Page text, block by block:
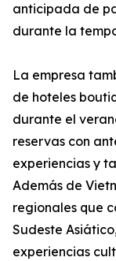
anticipada de
durante la
La empresa
de hoteles
durante el
reservas con
experiencias y
Además de
regionales que
Sudeste
experiencias